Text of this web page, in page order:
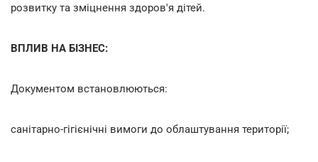
розвитку та зміцнення здоров'я дітей.
ВПЛИВ НА БІЗНЕС:
Документом встановлюються:
санітарно-гігієнічні вимоги до облаштування території;